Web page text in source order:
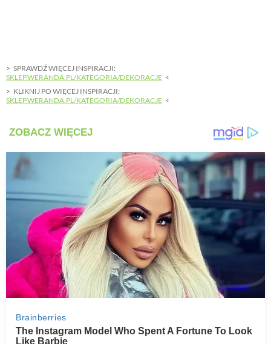
SPRAWDŹ WIĘCEJ INSPIRACJI:
SKLEP.WERANDA.PL/KATEGORIA/DEKORACJE
KLIKNIJ PO WIĘCEJ INSPIRACJI:
SKLEP.WERANDA.PL/KATEGORIA/DEKORACJE